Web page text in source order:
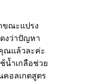
ขณะแปรง
งว่าปัญหา
ณแล้วละค่ะ
น้ำเกลือช่วย
อลเกตสูตร